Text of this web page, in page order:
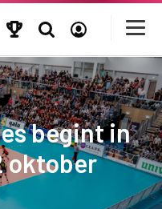
begint in
oktober